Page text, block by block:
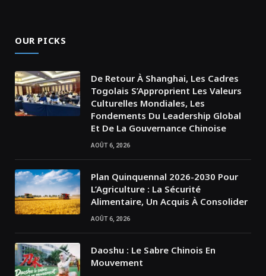
OUR PICKS
De Retour À Shanghai, Les Cadres
Togolais S’Approprient Les Valeurs
Culturelles Mondiales, Les
Fondements Du Leadership Global
Et De La Gouvernance Chinoise
AOÛT 6, 2026
Plan Quinquennal 2026-2030 Pour
L’Agriculture : La Sécurité
Alimentaire, Un Acquis À Consolider
AOÛT 6, 2026
Daoshu : Le Sabre Chinois En
Mouvement